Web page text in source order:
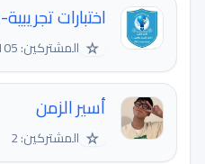
اختبارات
☆ المشتركين: 5,105
أسير الزمن
☆ المشتركين: 2